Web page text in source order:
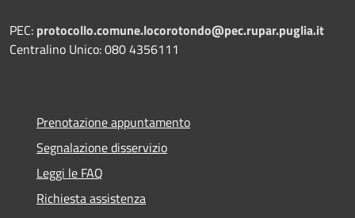
PEC: protocollo.comune.locorotondo@pec.rupar.puglia.it
Centralino Unico: 080 4356111
Prenotazione appuntamento
Segnalazione disservizio
Leggi le FAQ
Richiesta assistenza